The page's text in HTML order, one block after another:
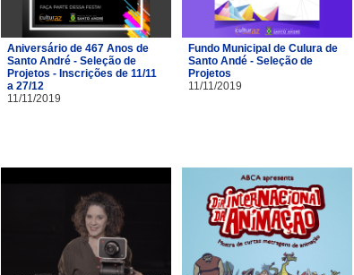
Aniversário de 467 Anos de
Santo André - Seleção de
Projetos - Inscrições de 11/11
a 27/12
11/11/2019
Fundo Municipal de Culura de
Santo Andé - Seleção de
Projetos
11/11/2019